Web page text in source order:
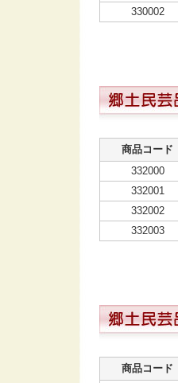
330002
商品コード
332000
332001
332002
332003
商品コード